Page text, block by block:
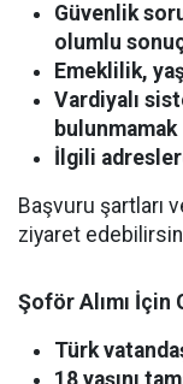
Güvenlik
olumlu
Emeklilik,
Vardiyalı
bulunmamak
İlgili
Başvuru şartları
ziyaret
Şoför Alımı İçin
Türk
18 yaşını